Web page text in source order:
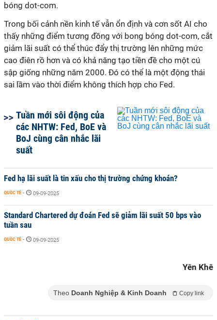
bóng dot-com.
Trong bối cảnh nền kinh tế vẫn ổn định và cơn sốt AI cho
thấy những điểm tương đồng với bong bóng dot-com, cắt
giảm lãi suất có thể thúc đẩy thị trường lên những mức
cao điên rồ hơn và có khả năng tạo tiền đề cho một cú
sập giống những năm 2000. Đó có thể là một động thái
sai lầm vào thời điểm không thích hợp cho Fed.
Tuần mới sôi động của
các NHTW: Fed, BoE và
BoJ cùng cân nhắc lãi
suất
Fed hạ lãi suất là tin xấu cho thị trường chứng khoán?
QUỐC TẾ - 09-09-2025
Standard Chartered dự đoán Fed sẽ giảm lãi suất 50 bps vào
tuần sau
QUỐC TẾ - 09-09-2025
Yên Khê
Theo Doanh Nghiệp & Kinh Doanh Copy link